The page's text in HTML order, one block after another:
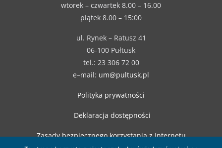
wtorek – czwartek 8.00 – 16.00
piątek 8.00 – 15:00
ul. Rynek – Ratusz 41
06-100 Pułtusk
tel.: 23 306 72 00
e–mail: um@pultusk.pl
Polityka prywatności
Deklaracja dostępności
Zasady bezpiecznego korzystania z Internetu